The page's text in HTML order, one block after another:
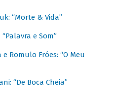
“Morte & Vida”
e Som”
e Romulo Fróes: “O Meu
“De Boca Cheia”